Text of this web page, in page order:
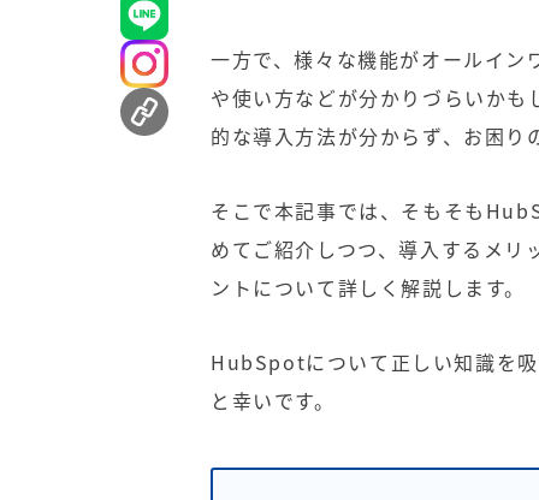
一方で、様々な機能がオールイ
や使い方などが分かりづらいか
的な導入方法が分からず、お困り
そこで本記事では、そもそも
めてご紹介しつつ、導入するメ
ントについて詳しく解説します。
HubSpotについて正しい知識を
と幸いです。